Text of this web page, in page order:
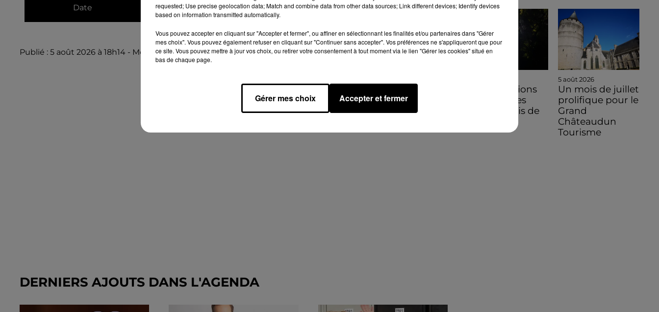
Date
au9 août 2026 à 18h00
Publié : 5 août 2026 à 18h14 - Modifié : 5 août 2026 à 18h17
DERNIERS AJOUTS DANS L'AGENDA
Des conditions
hors normes
pour le mois de
juillet 2026
5 août 2026
Un mois de juillet
prolifique pour le
Grand
Châteaudun
Tourisme
requested; Use precise geolocation data; Match and combine data from other data sources; Link different devices; Identify devices
based on information transmitted automatically.
Vous pouvez accepter en cliquant sur "Accepter et fermer", ou affiner en sélectionnant les finalités et/ou partenaires dans "Gérer
mes choix". Vous pouvez également refuser en cliquant sur "Continuer sans accepter". Vos préférences ne s'appliqueront que pour
ce site. Vous pouvez mettre à jour vos choix, ou retirer votre consentement à tout moment via le lien "Gérer les cookies" situé en
bas de chaque page.
Gérer mes choix Accepter et fermer